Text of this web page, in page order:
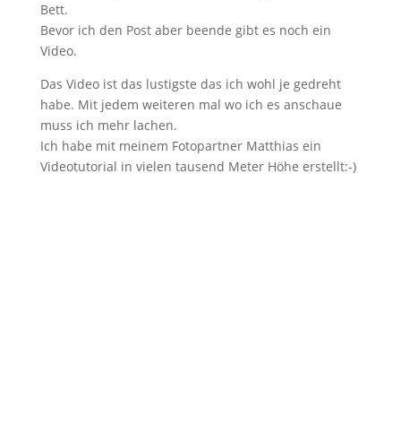
Bett.
Bevor ich den Post aber beende gibt es noch ein
Video.
Das Video ist das lustigste das ich wohl je gedreht
habe. Mit jedem weiteren mal wo ich es anschaue
muss ich mehr lachen.
Ich habe mit meinem Fotopartner Matthias ein
Videotutorial in vielen tausend Meter Höhe erstellt:-)